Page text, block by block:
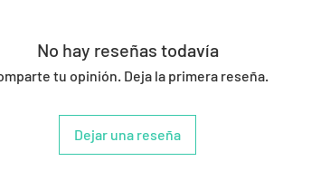
No hay reseñas todavía
tu opinión. Deja la primera reseña.
Dejar una reseña